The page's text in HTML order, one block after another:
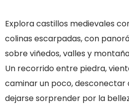
Explora castillos medievales
colinas escarpadas, con
sobre viñedos, valles y
Un recorrido entre piedra,
caminar un poco, desconectar
dejarse sorprender por la